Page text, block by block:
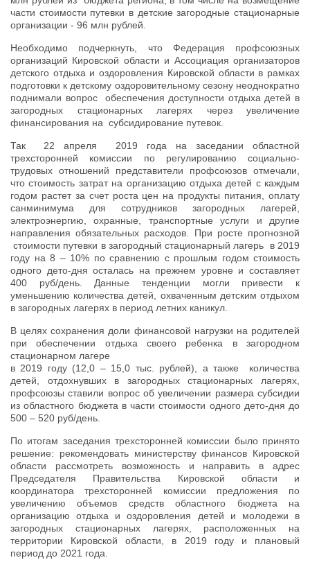
части стоимости путевки в детские загородные стационарные
организации - 96 млн рублей.
Необходимо подчеркнуть, что Федерация профсоюзных
организаций Кировской области и Ассоциация организаторов
детского отдыха и оздоровления Кировской области в рамках
подготовки к детскому оздоровительному сезону неоднократно
поднимали вопрос обеспечения доступности отдыха детей в
загородных стационарных лагерях через увеличение
финансирования на субсидирование путевок.
Так 22 апреля 2019 года на заседании областной
трехсторонней комиссии по регулированию социально-
трудовых отношений представители профсоюзов отмечали,
что стоимость затрат на организацию отдыха детей с каждым
годом растет за счет роста цен на продукты питания, оплату
санминимума для сотрудников загородных лагерей,
электроэнергию, охранные, транспортные услуги и другие
направления обязательных расходов. При росте прогнозной
стоимости путевки в загородный стационарный лагерь в 2019
году на 8 – 10% по сравнению с прошлым годом стоимость
одного дето-дня осталась на прежнем уровне и составляет
400 руб/день. Данные тенденции могли привести к
уменьшению количества детей, охваченным детским отдыхом
в загородных лагерях в период летних каникул.
В целях сохранения доли финансовой нагрузки на родителей
при обеспечении отдыха своего ребенка в загородном
стационарном лагере
в 2019 году (12,0 – 15,0 тыс. рублей), а также количества
детей, отдохнувших в загородных стационарных лагерях,
профсоюзы ставили вопрос об увеличении размера субсидии
из областного бюджета в части стоимости одного дето-дня до
500 – 520 руб/день.
По итогам заседания трехсторонней комиссии было принято
решение: рекомендовать министерству финансов Кировской
области рассмотреть возможность и направить в адрес
Председателя Правительства Кировской области и
координатора трехсторонней комиссии предложения по
увеличению объемов средств областного бюджета на
организацию отдыха и оздоровления детей и молодежи в
загородных стационарных лагерях, расположенных на
территории Кировской области, в 2019 году и плановый
период до 2021 года.